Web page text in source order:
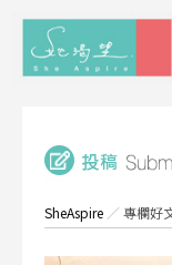
SheAspire ／專欄好